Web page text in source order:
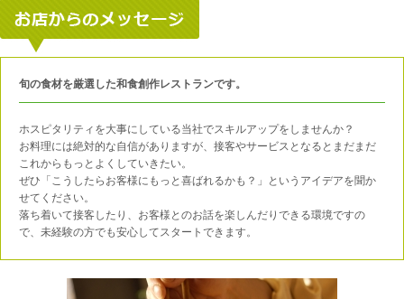
旬の食材を厳選した和食創作レストランです。
ホスピタリティを大事にしている当社でスキルアップをしませんか？
お料理には絶対的な自信がありますが、接客やサービスとなるとまだまだ
これからもっとよくしていきたい。
ぜひ「こうしたらお客様にもっと喜ばれるかも？」というアイデアを聞か
せてください。
落ち着いて接客したり、お客様とのお話を楽しんだりできる環境ですの
で、未経験の方でも安心してスタートできます。